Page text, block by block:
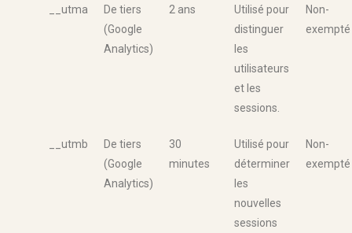
__utma
De tiers
(Google
Analytics)
2 ans
Utilisé pour
distinguer
les
utilisateurs
et les
sessions.
Non-
exempté
__utmb
De tiers
(Google
Analytics)
30
minutes
Utilisé pour
déterminer
les
nouvelles
sessions
Non-
exempté